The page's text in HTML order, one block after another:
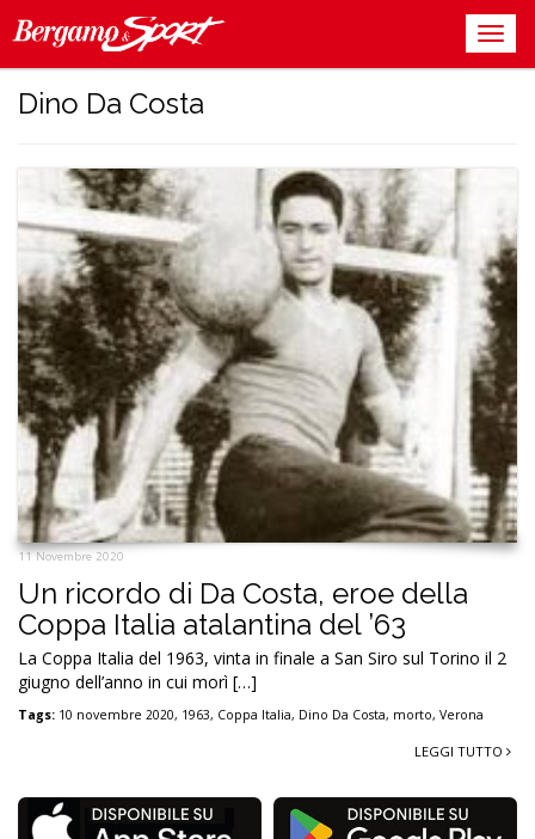
Dino Da Costa
11 Novembre 2020
Un ricordo di Da Costa, eroe della
Coppa Italia atalantina del ’63
La Coppa Italia del 1963, vinta in finale a San Siro sul Torino il 2
giugno dell’anno in cui morì […]
Tags: 10 novembre 2020, 1963, Coppa Italia, Dino Da Costa, morto, Verona
LEGGI TUTTO